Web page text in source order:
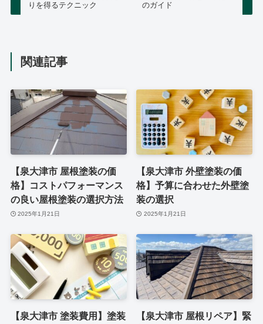
りを得るテクニック
のガイド
関連記事
【泉大津市 屋根塗装の価
格】コストパフォーマンス
の良い屋根塗装の選択方法
2025年1月21日
【泉大津市 外壁塗装の価
格】予算に合わせた外壁塗
装の選択
2025年1月21日
【泉大津市 塗装費用】塗装
【泉大津市 屋根リペア】緊